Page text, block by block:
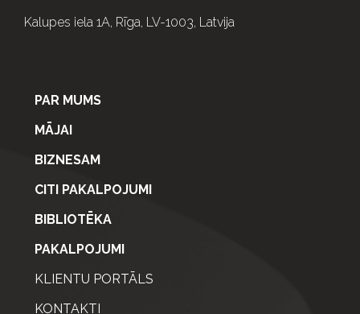
Kalupes iela 1A, Rīga, LV-1003, Latvija
PAR MUMS
MĀJAI
BIZNESAM
CITI PAKALPOJUMI
BIBLIOTĒKA
PAKALPOJUMI
KLIENTU PORTĀLS
KONTAKTI